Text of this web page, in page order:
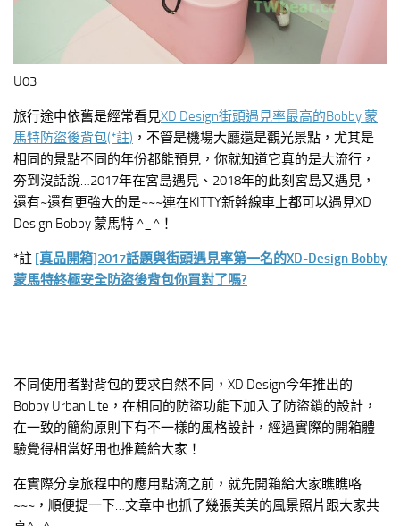
U03
旅行途中依舊是經常看見XD Design街頭遇見率最高的Bobby 蒙
馬特防盜後背包(*註) ，不管是機場大廳還是觀光景點，尤其是
相同的景點不同的年份都能預見，你就知道它真的是大流行，
夯到沒話說…2017年在宮島遇見、2018年的此刻宮島又遇見，
還有~還有更強大的是~~~連在KITTY新幹線車上都可以遇見XD
Design Bobby 蒙馬特 ^_^！
*註 [真品開箱]2017話題與街頭遇見率第一名的XD-Design Bobby
蒙馬特終極安全防盜後背包你買對了嗎?
不同使用者對背包的要求自然不同，XD Design今年推出的
Bobby Urban Lite，在相同的防盜功能下加入了防盜鎖的設計，
在一致的簡約原則下有不一樣的風格設計，經過實際的開箱體
驗覺得相當好用也推薦給大家！
在實際分享旅程中的應用點滴之前，就先開箱給大家瞧瞧咯
~~~，順便提一下…文章中也抓了幾張美美的風景照片跟大家共